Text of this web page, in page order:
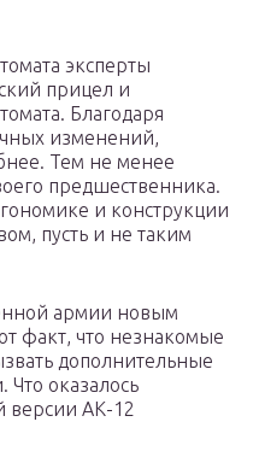
эксперты
прицел и
Благодаря
изменений,
Тем не менее
предшественника.
и конструкции
пусть и не таким
армии новым
факт, что незнакомые
дополнительные
Что оказалось
версии АК-12